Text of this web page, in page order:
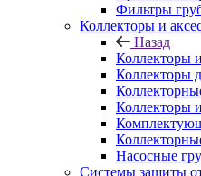
Фильтры
Коллекторы и
Назад
Коллекторы
Коллекторы
Коллекторы
Насосные
Системы защиты